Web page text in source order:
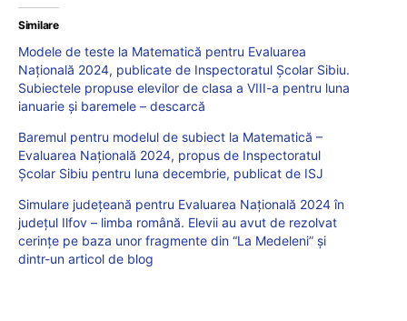
Similare
Modele de teste la Matematică pentru Evaluarea
Națională 2024, publicate de Inspectoratul Școlar Sibiu.
Subiectele propuse elevilor de clasa a VIII-a pentru luna
ianuarie și baremele – descarcă
Baremul pentru modelul de subiect la Matematică –
Evaluarea Națională 2024, propus de Inspectoratul
Școlar Sibiu pentru luna decembrie, publicat de ISJ
Simulare județeană pentru Evaluarea Națională 2024 în
județul Ilfov – limba română. Elevii au avut de rezolvat
cerințe pe baza unor fragmente din “La Medeleni” și
dintr-un articol de blog